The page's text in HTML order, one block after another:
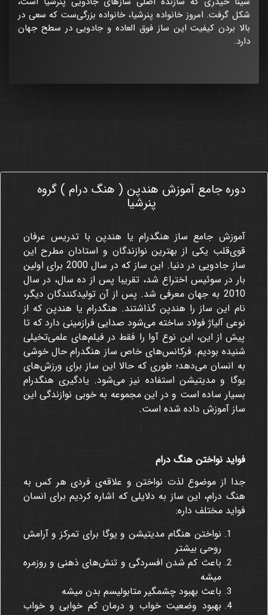
شکل گرفت. امروز خانواده پنرشیا، خانواده بزرگی‌ست که سعی در
بالا بردن کیفیت این ساز فوق العاده و جادویی در سطح جهان
دارد.
دوره جامع آموزش هندپن ( هنگ درام ) گروه
پنرشیا
آموزش جامع ساز هنگدرام یا هندپن با تدریس عرفان
قوی‌قلب یکی از بهترین نوازندگان و استادان مطرح این
ساز جادویی در دنیا. این ساز که در سال 2000 برای اولین
بار در سوئیس اختراع شد، تقریبا پس از ده سال، در سال
2010 به جهان معرفی شد. پس از آن تولیدکنندگان دیگر،
نام این ساز را هندپن گذاشتند. هنگدرام یا هندپن که از
نوعی آلیاژ فولاد ساخته می‌شود صدایی فرازمینی دارد که تا
پیش از این، این نوع آوا را فقط در فیلم‌های علمی‌تخیلی
شنیده بودیم. فرکانس‌های خاص ساز هنگدرام حال خوشی
به انسان می‌دهد؛ طوری که حالا این ساز برای ورزش‌های
یوگا و مدیتیشن استفاده نیز می‌شود. یادگیری هنگدرام
بسیار ساده است و در این مجموعه به خوبی نوازندگی این
ساز آموزش داده شده است.
فواید نواختن هنگ درام
جدا از موضوع لذت نواختن و علاقه‌ی فردی هر کس به
هنگ درام، این ساز به دلایلی که اشاره کردیم برای انسان
فواید مختلف داره:
نواختن هنگام مدیتیشن و یوگا برای تمرکز و آرامش
روحی بیشتر
باعث کم شدن افسردگی و تنش‌های ذهنی و روزمره
میشه
باعث بهبود چشمگیر متابولیسم بدن میشه
بهبود وضعیت خواب و درمان کم خوابی و خواب